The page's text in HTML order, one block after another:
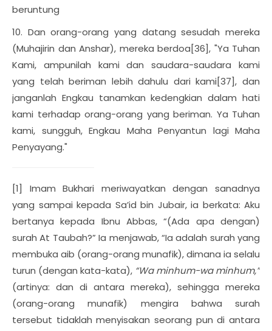
beruntung
10. Dan orang-orang yang datang sesudah mereka
(Muhajirin dan Anshar), mereka berdoa[36], "Ya Tuhan
Kami, ampunilah kami dan saudara-saudara kami
yang telah beriman lebih dahulu dari kami[37], dan
janganlah Engkau tanamkan kedengkian dalam hati
kami terhadap orang-orang yang beriman. Ya Tuhan
kami, sungguh, Engkau Maha Penyantun lagi Maha
Penyayang."
[1] Imam Bukhari meriwayatkan dengan sanadnya
yang sampai kepada Sa’id bin Jubair, ia berkata: Aku
bertanya kepada Ibnu Abbas, “(Ada apa dengan)
surah At Taubah?” Ia menjawab, “Ia adalah surah yang
membuka aib (orang-orang munafik), dimana ia selalu
turun (dengan kata-kata), “Wa minhum-wa minhum,”
(artinya: dan di antara mereka), sehingga mereka
(orang-orang munafik) mengira bahwa surah
tersebut tidaklah menyisakan seorang pun di antara